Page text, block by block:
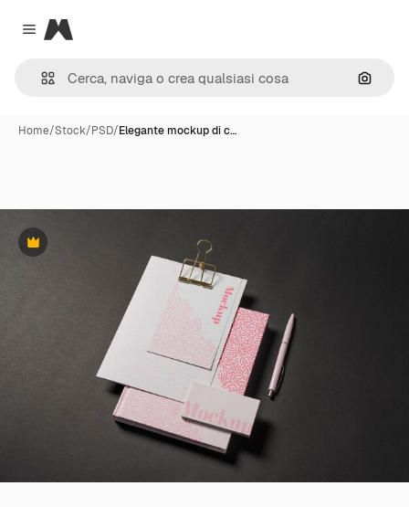
Close menu
Magnific
Cerca
Home/Stock/PSD/Elegante mockup di c…
Premium